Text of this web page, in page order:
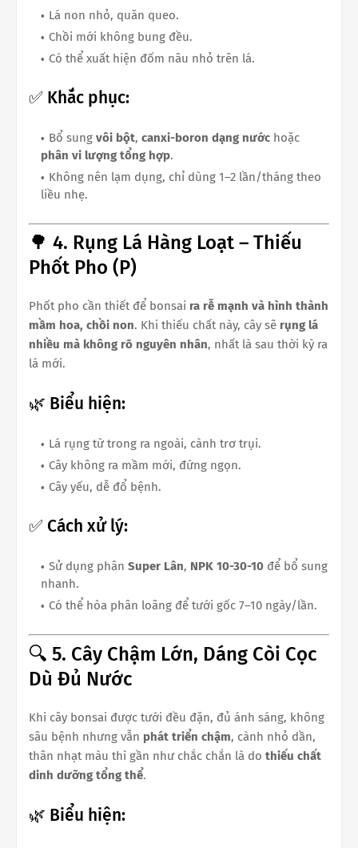
Lá non nhỏ, quăn queo.
Chồi mới không bung đều.
Có thể xuất hiện đốm nâu nhỏ trên lá.
✅ Khắc phục:
Bổ sung vôi bột, canxi-boron dạng nước hoặc
phân vi lượng tổng hợp.
Không nên lạm dụng, chỉ dùng 1–2 lần/tháng theo
liều nhẹ.
🌳 4. Rụng Lá Hàng Loạt – Thiếu
Phốt Pho (P)
Phốt pho cần thiết để bonsai ra rễ mạnh và hình thành
mầm hoa, chồi non. Khi thiếu chất này, cây sẽ rụng lá
nhiều mà không rõ nguyên nhân, nhất là sau thời kỳ ra
lá mới.
🌿 Biểu hiện:
Lá rụng từ trong ra ngoài, cành trơ trụi.
Cây không ra mầm mới, đứng ngọn.
Cây yếu, dễ đổ bệnh.
✅ Cách xử lý:
Sử dụng phân Super Lân, NPK 10-30-10 để bổ sung
nhanh.
Có thể hòa phân loãng để tưới gốc 7–10 ngày/lần.
🔍 5. Cây Chậm Lớn, Dáng Còi Cọc
Dù Đủ Nước
Khi cây bonsai được tưới đều đặn, đủ ánh sáng, không
sâu bệnh nhưng vẫn phát triển chậm, cành nhỏ dần,
thân nhạt màu thì gần như chắc chắn là do thiếu chất
dinh dưỡng tổng thể.
🌿 Biểu hiện: